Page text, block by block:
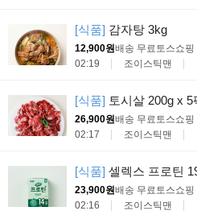
[식품] 감자탕 3kg
12,900원배송 무료토스쇼핑
02:19
조이스틱맨
[식품] 토시살 200g x 5
26,900원배송 무료토스쇼핑
02:17
조이스틱맨
[식품] 셀렉스 프로틴
23,900원배송 무료토스쇼핑
02:16
조이스틱맨